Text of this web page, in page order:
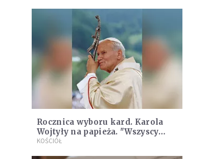
Rocznica wyboru kard. Karola
Wojtyły na papieża. "Wszyscy
wiedzieli, że oznacza przełom w
KOŚCIÓŁ